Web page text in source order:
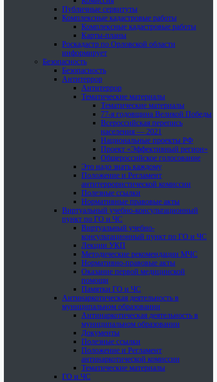
Публичные сервитуты
Комплексные кадастровые работы
Комплексные кадастровые работы
Карты-планы
Роскадастр по Орловской области
информирует
Безопасность
Безопасность
Антитеррор
Антитеррор
Тематические материалы
Тематические материалы
77-я годовщина Великой Победы
Всероссийская перепись
населения — 2021
Национальные проекты РФ
Проект «Эффективный регион»
Общероссийское голосование
Это надо знать каждому
Положение и Регламент
антитеррористической комиссии
Полезные ссылки
Нормативные правовые акты
Виртуальный учебно-консультационный
пункт по ГО и ЧС
Виртуальный учебно-
консультационный пункт по ГО и ЧС
Лекции УКП
Методические рекомендации МЧС
Нормативно-правовые акты
Оказание первой медицинской
помощи
Памятки ГО и ЧС
Антинаркотическая деятельность в
муниципальном образовании
Антинаркотическая деятельность в
муниципальном образовании
Документы
Полезные ссылки
Положение и Регламент
антинаркотической комиссии
Тематические материалы
ГО и ЧС